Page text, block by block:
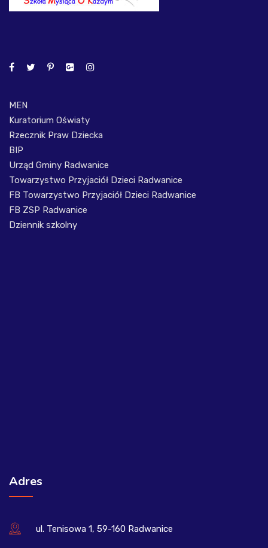
MEN
Kuratorium Oświaty
Rzecznik Praw Dziecka
BIP
Urząd Gminy Radwanice
Towarzystwo Przyjaciół Dzieci Radwanice
FB Towarzystwo Przyjaciół Dzieci Radwanice
FB ZSP Radwanice
Dziennik szkolny
Adres
ul. Tenisowa 1, 59-160 Radwanice